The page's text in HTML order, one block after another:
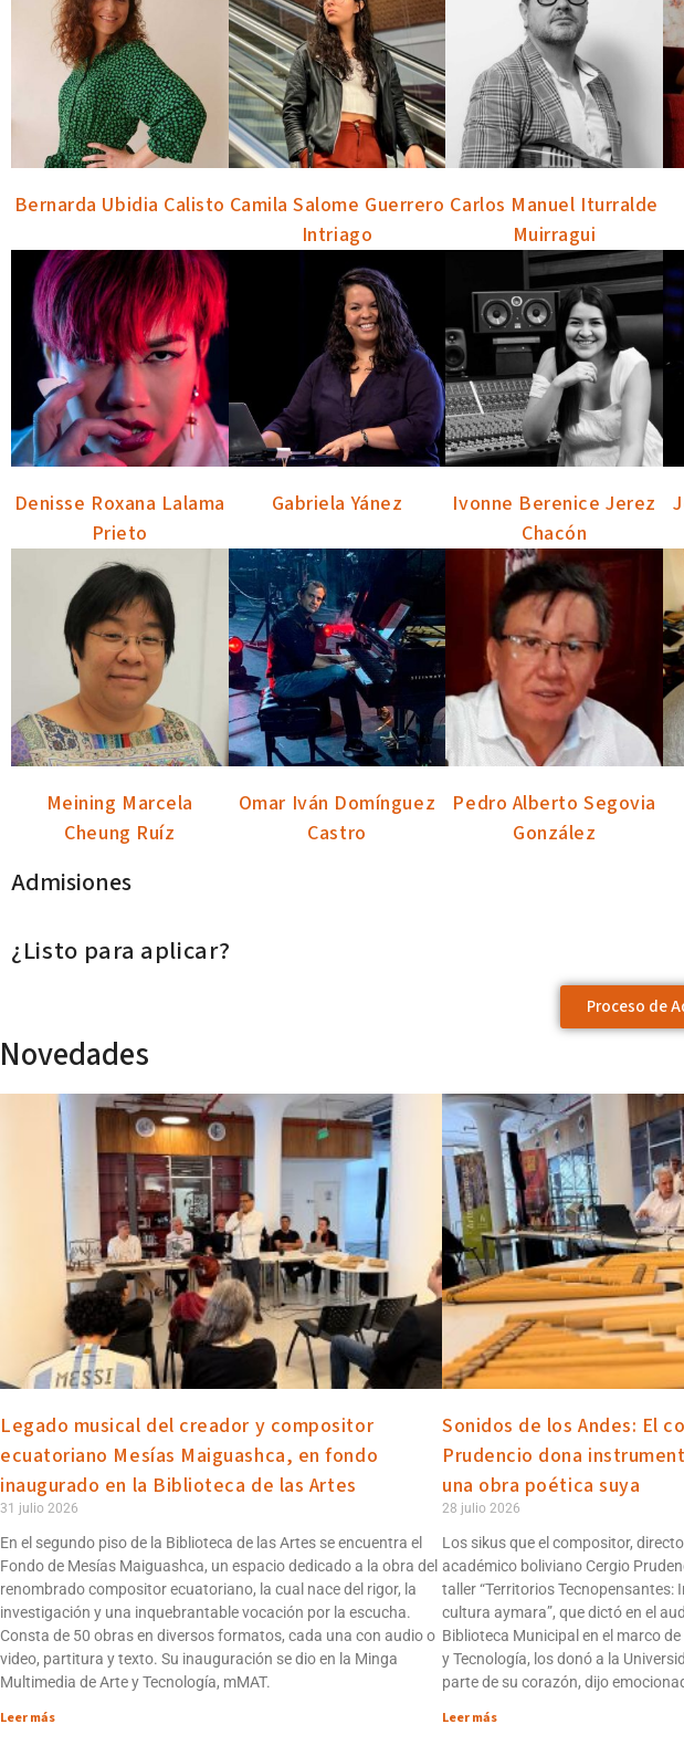
Bernarda Ubidia Calisto Camila Salome Guerrero
Intriago
Carlos Manuel Iturralde
Muirragui
Denisse Roxana Lalama
Prieto
Gabriela Yánez
Ivonne Berenice Jerez
Chacón
Meining Marcela
Cheung Ruíz
Omar Iván Domínguez
Castro
Pedro Alberto Segovia
González
Admisiones
¿Listo para aplicar?
Proceso de
Novedades
Legado musical del creador y compositor
ecuatoriano Mesías Maiguashca, en fondo
inaugurado en la Biblioteca de las Artes
31 julio 2026
En el segundo piso de la Biblioteca de las Artes se encuentra el
Fondo de Mesías Maiguashca, un espacio dedicado a la obra del
renombrado compositor ecuatoriano, la cual nace del rigor, la
investigación y una inquebrantable vocación por la escucha.
Consta de 50 obras en diversos formatos, cada una con audio o
video, partitura y texto. Su inauguración se dio en la Minga
Multimedia de Arte y Tecnología, mMAT.
Leer más
Sonidos de los Andes: El
Prudencio dona
una obra poética suya
28 julio 2026
Los sikus que el compositor,
académico boliviano Cergio
taller “Territorios Tecnopensantes:
cultura aymara”, que dictó en el
Biblioteca Municipal en el marco
y Tecnología, los donó a la
parte de su corazón, dijo
Leer más